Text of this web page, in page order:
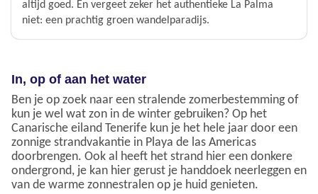
altijd goed. En vergeet zeker het authentieke La Palma
niet: een prachtig groen wandelparadijs.
In, op of aan het water
Ben je op zoek naar een stralende zomerbestemming of
kun je wel wat zon in de winter gebruiken? Op het
Canarische eiland Tenerife kun je het hele jaar door een
zonnige strandvakantie in Playa de las Americas
doorbrengen. Ook al heeft het strand hier een donkere
ondergrond, je kan hier gerust je handdoek neerleggen en
van de warme zonnestralen op je huid genieten.